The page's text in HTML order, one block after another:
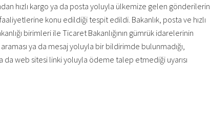
hızlı kargo ya da posta yoluyla ülkemize gelen gönderilerin
konu edildiği tespit edildi. Bakanlık, posta ve hızlı
birimleri ile Ticaret Bakanlığının gümrük idarelerinin
ya da mesaj yoluyla bir bildirimde bulunmadığı,
da web sitesi linki yoluyla ödeme talep etmediği uyarısı